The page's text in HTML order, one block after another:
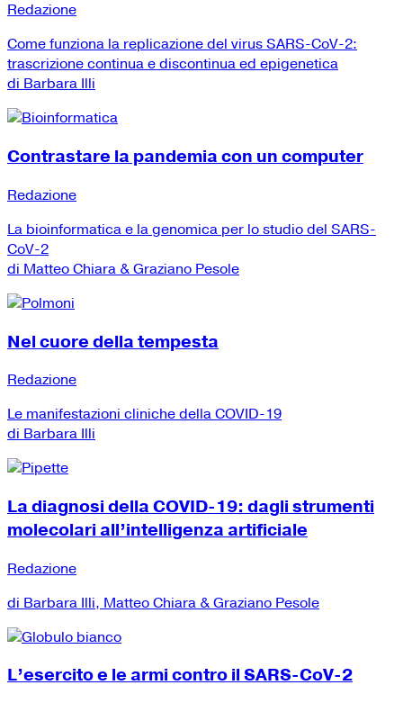
Redazione
Come funziona la replicazione del virus SARS-CoV-2:
trascrizione continua e discontinua ed epigenetica
di Barbara Illi
Contrastare la pandemia con un computer
Redazione
La bioinformatica e la genomica per lo studio del SARS-
CoV-2
di Matteo Chiara & Graziano Pesole
Nel cuore della tempesta
Redazione
Le manifestazioni cliniche della COVID-19
di Barbara Illi
La diagnosi della COVID-19: dagli strumenti
molecolari all’intelligenza artificiale
Redazione
di Barbara Illi, Matteo Chiara & Graziano Pesole
L’esercito e le armi contro il SARS-CoV-2